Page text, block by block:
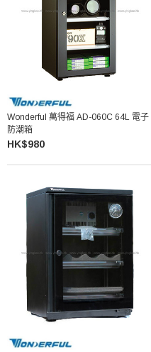
Wonderful 萬得福 AD-060C 64L 電子
防潮箱
HK$980